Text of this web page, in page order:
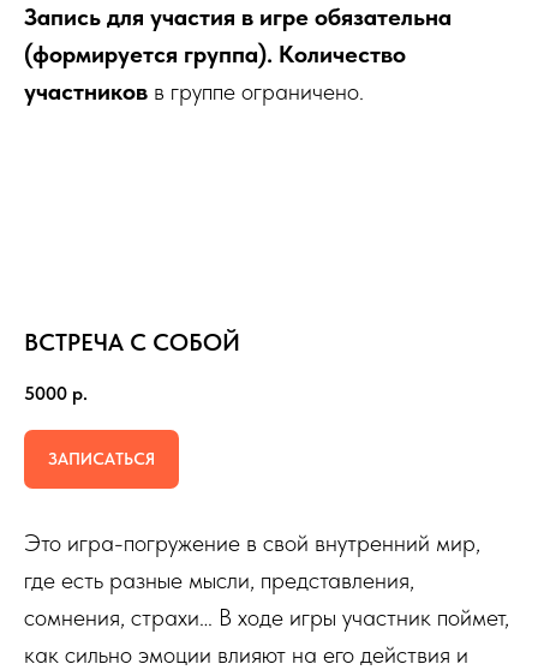
Запись для участия в игре обязательна
(формируется группа). Количество
участников в группе ограничено.
ВСТРЕЧА С СОБОЙ
5000 р.
ЗАПИСАТЬСЯ
Это игра-погружение в свой внутренний мир,
где есть разные мысли, представления,
сомнения, страхи… В ходе игры участник поймет,
как сильно эмоции влияют на его действия и